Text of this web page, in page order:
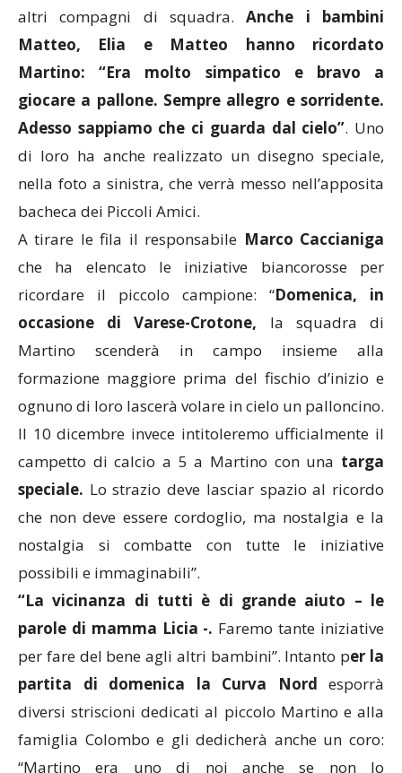
altri compagni di squadra.Anche i bambini
Matteo, Elia e Matteo hanno ricordato
Martino: “Era molto simpatico e bravo a
giocare a pallone. Sempre allegro e sorridente.
Adesso sappiamo che ci guarda dal cielo”. Uno
di loro ha anche realizzato un disegno speciale,
nella foto a sinistra, che verrà messo nell’apposita
bacheca dei Piccoli Amici.
A tirare le fila il responsabile Marco Caccianiga
che ha elencato le iniziative biancorosse per
ricordare il piccolo campione: “Domenica, in
occasione di Varese-Crotone, la squadra di
Martino scenderà in campo insieme alla
formazione maggiore prima del fischio d’inizio e
ognuno di loro lascerà volare in cielo un palloncino.
Il 10 dicembre invece intitoleremo ufficialmente il
campetto di calcio a 5 a Martino con una targa
speciale. Lo strazio deve lasciar spazio al ricordo
che non deve essere cordoglio, ma nostalgia e la
nostalgia si combatte con tutte le iniziative
possibili e immaginabili”.
“La vicinanza di tutti è di grande aiuto – le
parole di mamma Licia -. Faremo tante iniziative
per fare del bene agli altri bambini”. Intanto per la
partita di domenica la Curva Nord esporrà
diversi striscioni dedicati al piccolo Martino e alla
famiglia Colombo e gli dedicherà anche un coro:
“Martino era uno di noi anche se non lo